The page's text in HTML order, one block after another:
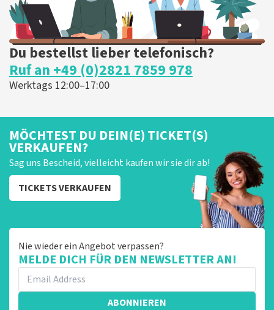
Du bestellst lieber telefonisch?
Ruf an +49 (0)2821 7859 978
Werktags 12:00–17:00
MÖCHTEST DU DEIN(E) TICKET(S)
VERKAUFEN?
Sag uns Bescheid, vielleicht kaufen wir sie dir ab!
TICKETS VERKAUFEN
Nie wieder ein Angebot verpassen?
MELDE DICH FÜR DEN NEWSLETTER AN!
ABONNIEREN